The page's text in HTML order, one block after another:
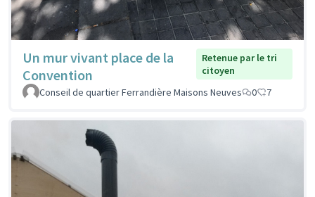
Un mur vivant place de la
Convention
Retenue par le tri
citoyen
Conseil de quartier Ferrandière Maisons Neuves
0 7